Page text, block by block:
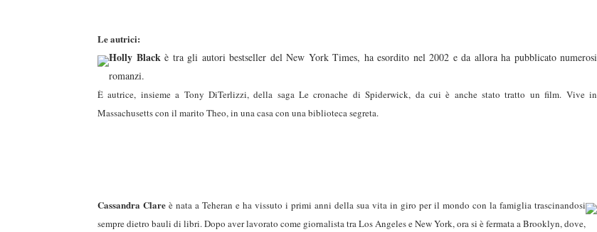
Le autrici:
Holly Black è tra gli autori bestseller del New York Times, ha esordito nel 2002 e da allora ha pubblicato numerosi
romanzi.
È autrice, insieme a Tony DiTerlizzi, della saga Le cronache di Spiderwick, da cui è anche stato tratto un film. Vive in
Massachusetts con il marito Theo, in una casa con una biblioteca segreta.
Cassandra Clare è nata a Teheran e ha vissuto i primi anni della sua vita in giro per il mondo con la famiglia trascinandosi
sempre dietro bauli di libri. Dopo aver lavorato come giornalista tra Los Angeles e New York, ora si è fermata a Brooklyn, dove,